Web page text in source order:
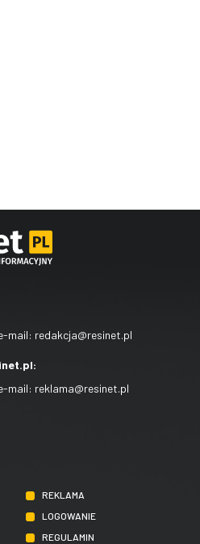
mail: redakcja@resinet.pl
mail: reklama@resinet.pl
REKLAMA
LOGOWANIE
REGULAMIN